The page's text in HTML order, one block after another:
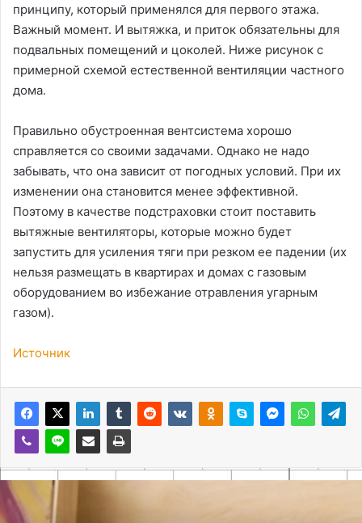
принципу, который применялся для первого этажа.
Важный момент. И вытяжка, и приток обязательны для
подвальных помещений и цоколей. Ниже рисунок с
примерной схемой естественной вентиляции частного
дома.
Правильно обустроенная вентсистема хорошо
справляется со своими задачами. Однако не надо
забывать, что она зависит от погодных условий. При их
изменении она становится менее эффективной.
Поэтому в качестве подстраховки стоит поставить
вытяжные вентиляторы, которые можно будет
запустить для усиления тяги при резком ее падении (их
нельзя размещать в квартирах и домах с газовым
оборудованием во избежание отравления угарным
газом).
Источник